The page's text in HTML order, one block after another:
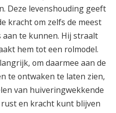
Deze levenshouding geeft
kracht om zelfs de meest
te kunnen. Hij straalt
hem tot een rolmodel.
om daarmee aan de
te ontwaken te laten zien,
van huiveringwekkende
rust en kracht kunt blijven